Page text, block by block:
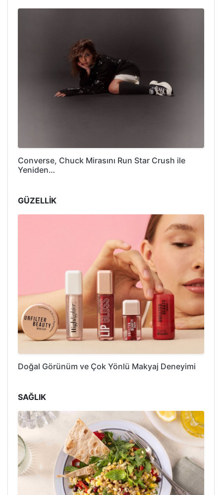
Converse, Chuck Mirasını Run Star Crush ile
Yeniden…
GÜZELLİK
Doğal Görünüm ve Çok Yönlü Makyaj Deneyimi
SAĞLIK